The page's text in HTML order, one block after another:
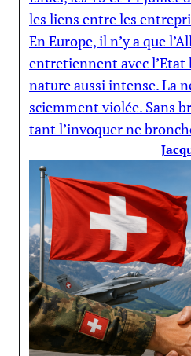
les liens entre les
En Europe, il n’y a que
entretiennent avec l’Etat
nature aussi intense. La
sciemment violée. Sans
tant l’invoquer ne